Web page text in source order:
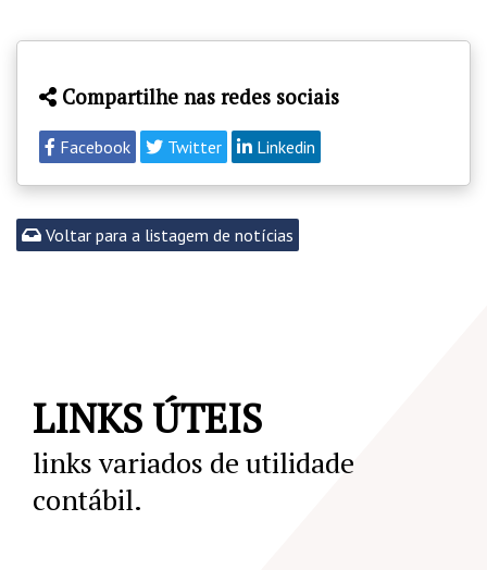
Compartilhe nas redes sociais
Facebook Twitter Linkedin
Voltar para a listagem de notícias
LINKS ÚTEIS
links variados de utilidade
contábil.